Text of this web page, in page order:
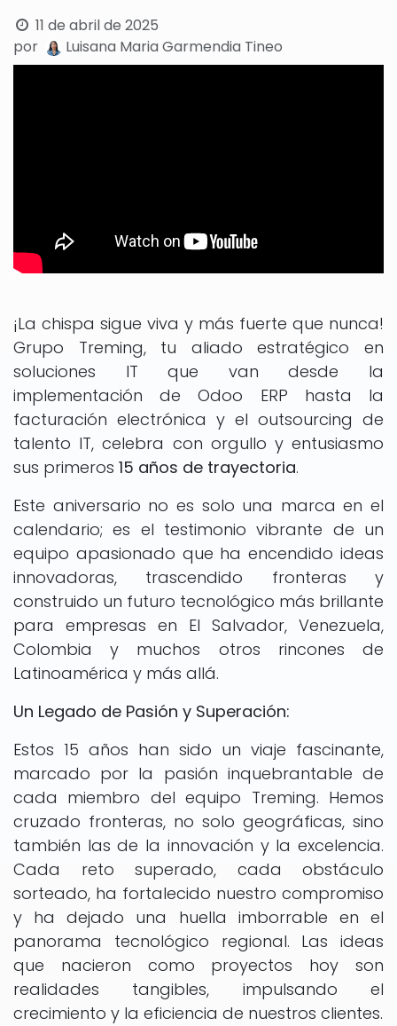
11 de abril de 2025
por
Luisana Maria Garmendia Tineo
¡La chispa sigue viva y más fuerte que nunca!
Grupo Treming, tu aliado estratégico en
soluciones IT que van desde la
implementación de Odoo ERP hasta la
facturación electrónica y el outsourcing de
talento IT, celebra con orgullo y entusiasmo
sus primeros 15 años de trayectoria.
Este aniversario no es solo una marca en el
calendario; es el testimonio vibrante de un
equipo apasionado que ha encendido ideas
innovadoras, trascendido fronteras y
construido un futuro tecnológico más brillante
para empresas en El Salvador, Venezuela,
Colombia y muchos otros rincones de
Latinoamérica y más allá.
Un Legado de Pasión y Superación:
Estos 15 años han sido un viaje fascinante,
marcado por la pasión inquebrantable de
cada miembro del equipo Treming. Hemos
cruzado fronteras, no solo geográficas, sino
también las de la innovación y la excelencia.
Cada reto superado, cada obstáculo
sorteado, ha fortalecido nuestro compromiso
y ha dejado una huella imborrable en el
panorama tecnológico regional. Las ideas
que nacieron como proyectos hoy son
realidades tangibles, impulsando el
crecimiento y la eficiencia de nuestros clientes.